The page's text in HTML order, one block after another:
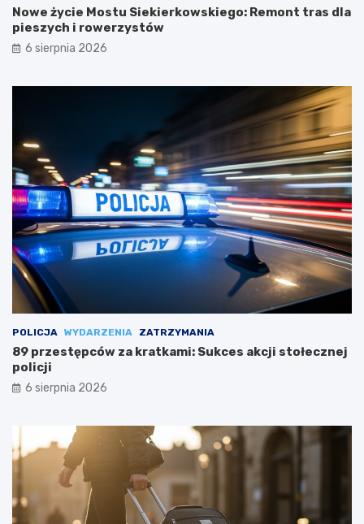
Nowe życie Mostu Siekierkowskiego: Remont tras dla
pieszych i rowerzystów
6 sierpnia 2026
POLICJA WYDARZENIA ZATRZYMANIA
89 przestępców za kratkami: Sukces akcji stołecznej
policji
6 sierpnia 2026